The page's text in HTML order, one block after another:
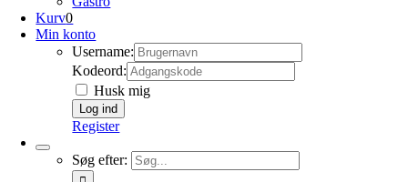
Kurv0
Min konto
Username:
Kodeord:
Husk mig
Register
Søg efter: